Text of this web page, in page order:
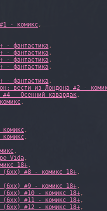
- комикс,
- фантастика,
- фантастика,
- фантастика,
- фантастика,
- фантастика,
вести из Лондона #2 -
#4 - Осенний кавардак,
,
,
,
,
Vida,
18+,
(6xx) #8 - комикс 18+,
(6xx) #9 - комикс 18+,
(6xx) #10 - комикс 18+,
(6xx) #11 - комикс 18+,
(6xx) #12 - комикс 18+,